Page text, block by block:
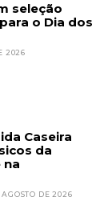
seleção
o Dia dos
2026
Caseira
da
na
AGOSTO DE 2026